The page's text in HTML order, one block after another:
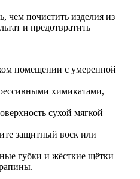
чем почистить изделия из
и предотвратить
помещении с умеренной
химикатами,
сухой мягкой
защитный воск или
губки и жёсткие щётки —